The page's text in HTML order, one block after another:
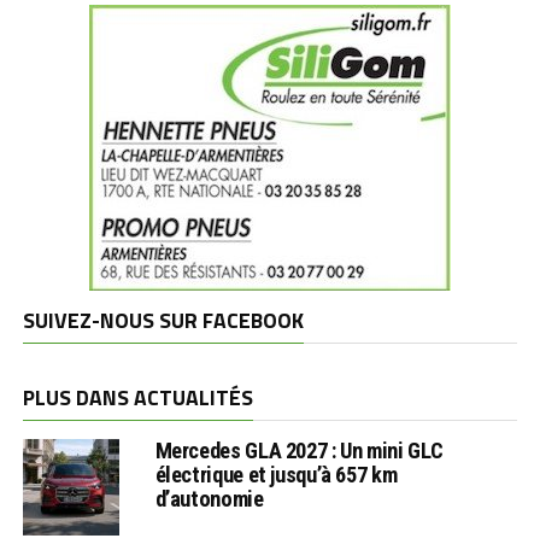
SUIVEZ-NOUS SUR FACEBOOK
PLUS DANS ACTUALITÉS
Mercedes GLA 2027 : Un mini GLC
électrique et jusqu’à 657 km
d’autonomie